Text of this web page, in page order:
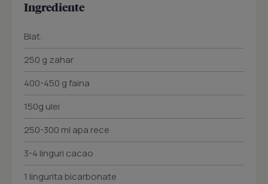
Ingrediente
Blat:
250 g zahar
400-450 g faina
150g ulei
250-300 ml apa rece
3-4 linguri cacao
1 lingurita bicarbonate